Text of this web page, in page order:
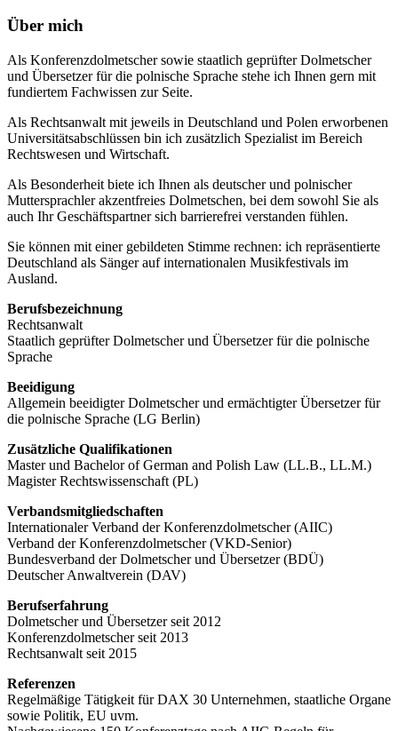
Über mich
Als Konferenzdolmetscher sowie staatlich geprüfter Dolmetscher
und Übersetzer für die polnische Sprache stehe ich Ihnen gern mit
fundiertem Fachwissen zur Seite.
Als Rechtsanwalt mit jeweils in Deutschland und Polen erworbenen
Universitätsabschlüssen bin ich zusätzlich Spezialist im Bereich
Rechtswesen und Wirtschaft.
Als Besonderheit biete ich Ihnen als deutscher und polnischer
Muttersprachler akzentfreies Dolmetschen, bei dem sowohl Sie als
auch Ihr Geschäftspartner sich barrierefrei verstanden fühlen.
Sie können mit einer gebildeten Stimme rechnen: ich repräsentierte
Deutschland als Sänger auf internationalen Musikfestivals im
Ausland.
Berufsbezeichnung
Rechtsanwalt
Staatlich geprüfter Dolmetscher und Übersetzer für die polnische
Sprache
Beeidigung
Allgemein beeidigter Dolmetscher und ermächtigter Übersetzer für
die polnische Sprache (LG Berlin)
Zusätzliche Qualifikationen
Master und Bachelor of German and Polish Law (LL.B., LL.M.)
Magister Rechtswissenschaft (PL)
Verbandsmitgliedschaften
Internationaler Verband der Konferenzdolmetscher (AIIC)
Verband der Konferenzdolmetscher (VKD-Senior)
Bundesverband der Dolmetscher und Übersetzer (BDÜ)
Deutscher Anwaltverein (DAV)
Berufserfahrung
Dolmetscher und Übersetzer seit 2012
Konferenzdolmetscher seit 2013
Rechtsanwalt seit 2015
Referenzen
Regelmäßige Tätigkeit für DAX 30 Unternehmen, staatliche Organe
sowie Politik, EU uvm.